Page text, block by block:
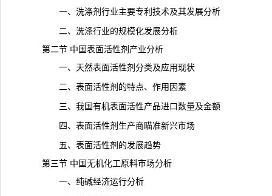
一、洗涤剂行业主要专利 技术及其发展分析
二、洗涤行业的规模化发展分析
第二节 中国表面活性剂产业分析
一、天然表面活性剂分类及应用现状
二、表面活性剂的特点、作用因素
三、我国有机表面活性产品进口数量及金额
四、表面活性剂生产商瞄准新兴市场
五、表面活性剂的发展趋势
第三节 中国无机化工原料市场分析
一、纯碱经济运行分析